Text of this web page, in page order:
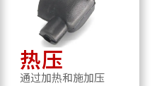
热压
通过加热和施加压